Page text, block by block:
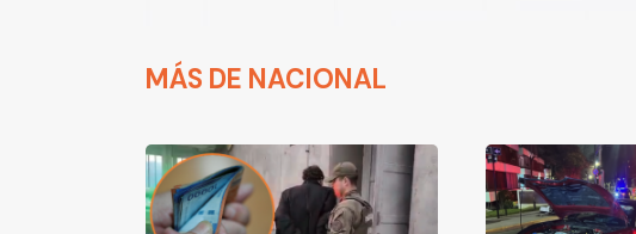
MÁS DE NACIONAL